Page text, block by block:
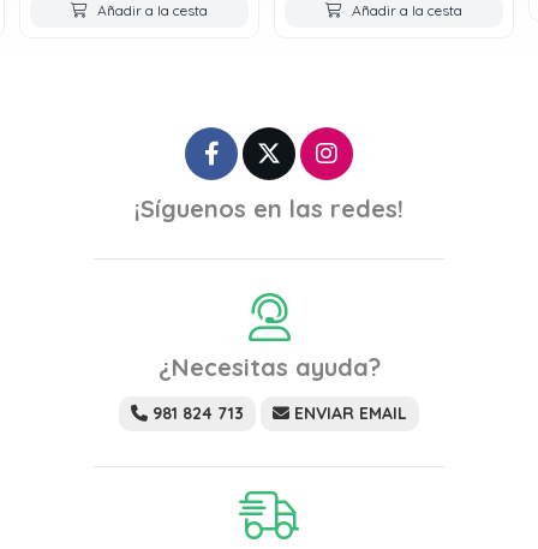
Añadir a la cesta Añadir a la cesta
¡Síguenos en las redes!
¿Necesitas ayuda?
981 824 713 ENVIAR EMAIL